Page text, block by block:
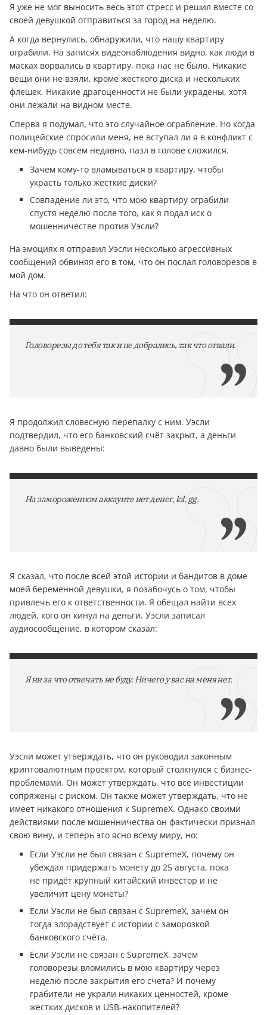
Я уже не мог выносить весь этот стресс и решил вместе со
своей девушкой отправиться за город на неделю.
А когда вернулись, обнаружили, что нашу квартиру
ограбили. На записях видеонаблюдения видно, как люди в
масках ворвались в квартиру, пока нас не было. Никакие
вещи они не взяли, кроме жесткого диска и нескольких
флешек. Никакие драгоценности не были украдены, хотя
они лежали на видном месте.
Сперва я подумал, что это случайное ограбление. Но когда
полицейские спросили меня, не вступал ли я в конфликт с
кем-нибудь совсем недавно, пазл в голове сложился.
Зачем кому-то вламываться в квартиру, чтобы
украсть только жесткие диски?
Совпадение ли это, что мою квартиру ограбили
спустя неделю после того, как я подал иск о
мошенничестве против Уэсли?
На эмоциях я отправил Уэсли несколько агрессивных
сообщений обвиняя его в том, что он послал головорезов в
мой дом.
На что он ответил:
Головорезы до тебя так и не добрались, так что отвали.
Я продолжил словесную перепалку с ним. Уэсли
подтвердил, что его банковский счёт закрыт, а деньги
давно были выведены:
На замороженном аккаунте нет денег, lol, gg.
Я сказал, что после всей этой истории и бандитов в доме
моей беременной девушки, я позабочусь о том, чтобы
привлечь его к ответственности. Я обещал найти всех
людей, кого он кинул на деньги. Уэсли записал
аудиосообщение, в котором сказал:
Я ни за что отвечать не буду. Ничего у вас на меня нет.
Уэсли может утверждать, что он руководил законным
криптовалютным проектом, который столкнулся с бизнес-
проблемами. Он может утверждать, что все инвестиции
сопряжены с риском. Он также может утверждать, что не
имеет никакого отношения к SupremeX. Однако своими
действиями после мошенничества он фактически признал
свою вину, и теперь это ясно всему миру, но:
Если Уэсли не был связан с SupremeX, почему он
убеждал придержать монету до 25 августа, пока
не придёт крупный китайский инвестор и не
увеличит цену монеты?
Если Уэсли не был связан с SupremeX, зачем он
тогда злорадствует с истории с заморозкой
банковского счёта.
Если Уэсли не связан с SupremeX, зачем
головорезы вломились в мою квартиру через
неделю после закрытия его счета? И почему
грабители не украли никаких ценностей, кроме
жестких дисков и USB-накопителей?